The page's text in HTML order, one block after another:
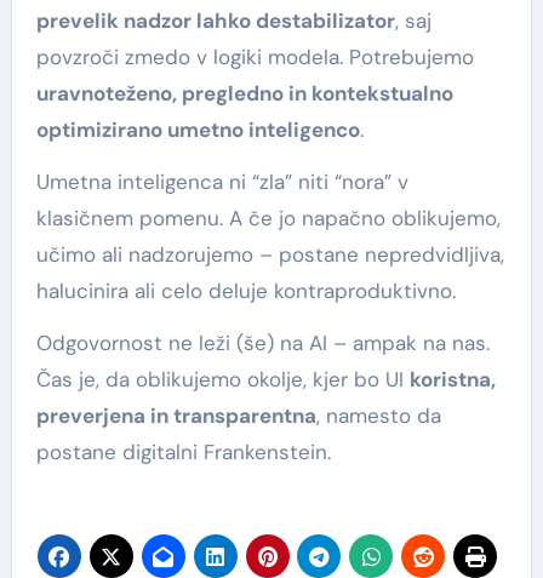
prevelik nadzor lahko destabilizator, saj
povzroči zmedo v logiki modela. Potrebujemo
uravnoteženo, pregledno in kontekstualno
optimizirano umetno inteligenco.
Umetna inteligenca ni “zla” niti “nora” v
klasičnem pomenu. A če jo napačno oblikujemo,
učimo ali nadzorujemo – postane nepredvidljiva,
halucinira ali celo deluje kontraproduktivno.
Odgovornost ne leži (še) na AI – ampak na nas.
Čas je, da oblikujemo okolje, kjer bo UI koristna,
preverjena in transparentna, namesto da
postane digitalni Frankenstein.